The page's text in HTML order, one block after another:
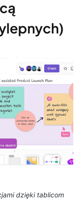
dzięki tablicom